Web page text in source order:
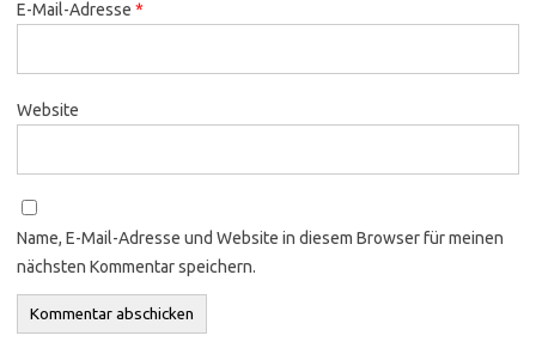
E-Mail-Adresse *
Website
Name, E-Mail-Adresse und Website in diesem Browser für meinen
nächsten Kommentar speichern.